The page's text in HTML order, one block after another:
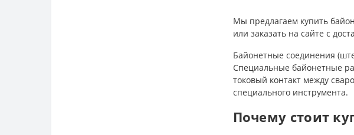
Мы предлагаем купить
или заказать на сайте с
Байонетные соединения
Специальные байонетные
токовый контакт между
специального инструмента.
Почему стоит